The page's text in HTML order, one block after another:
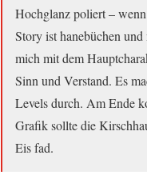
Hochglanz poliert –
Story ist hanebüchen
mich mit dem
Sinn und Verstand. Es
Levels durch. Am Ende
Grafik sollte die
Eis fad.